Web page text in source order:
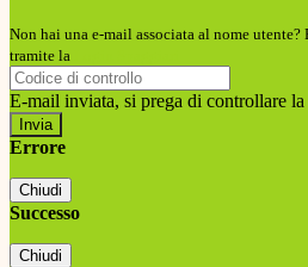
Non hai una e-mail associata al nome
tramite la
E-mail inviata, si prega di controllare
Errore
Chiudi
Successo
Chiudi